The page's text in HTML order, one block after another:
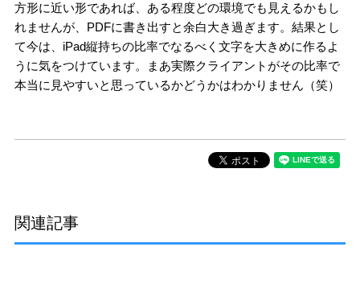
方形に近い形であれば、ある程度どの環境でも見えるかもし
れませんが、PDFに書き出すと余白大き過ぎます。結果とし
て今は、iPad縦持ちの比率でなるべく文字を大きめに作るよ
うに気をつけています。まあ実際クライアントがその比率で
本当に見やすいと思っているかどうかはわかりません（笑）
関連記事